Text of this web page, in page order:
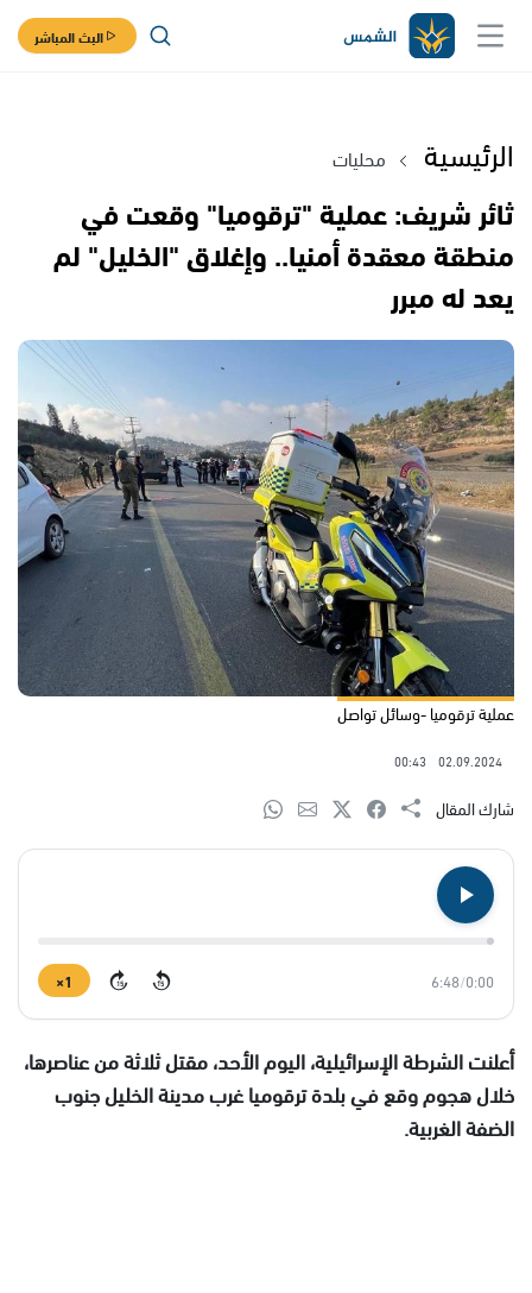
البث المباشر
الرئيسية محليات
ثائر شريف: عملية "ترقوميا" وقعت في
منطقة معقدة أمنيا.. وإغلاق "الخليل" لم
يعد له مبرر
عملية ترقوميا -وسائل تواصل
02.09.2024
00:43
شارك المقال
0:00
/
6:48
15
15
1×
أعلنت الشرطة الإسرائيلية، اليوم الأحد، مقتل ثلاثة من عناصرها،
خلال هجوم وقع في بلدة ترقوميا غرب مدينة الخليل جنوب
الضفة الغربية.